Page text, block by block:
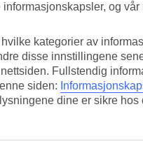
og
kategorier av
disse innstillingene
Fullstendig
siden:
dine er sikre hos